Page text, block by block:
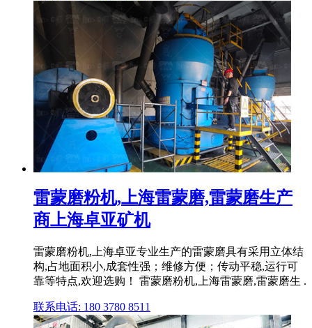
雷蒙磨粉机,上海雷蒙磨,雷蒙磨生产
商上海卓亚矿机
雷蒙磨粉机,上海卓亚专业生产的雷蒙磨具有采用立体结
构,占地面积小,成套性强；维修方便；传动平稳,运行可
靠等特点,欢迎选购！ 雷蒙磨粉机,上海雷蒙磨,雷蒙磨生 .
联系电话: 180 3780 8511